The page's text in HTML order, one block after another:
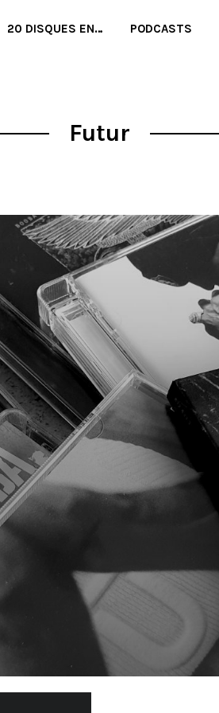
20 DISQUES EN… PODCASTS
Futur